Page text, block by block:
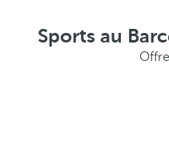
Sports au